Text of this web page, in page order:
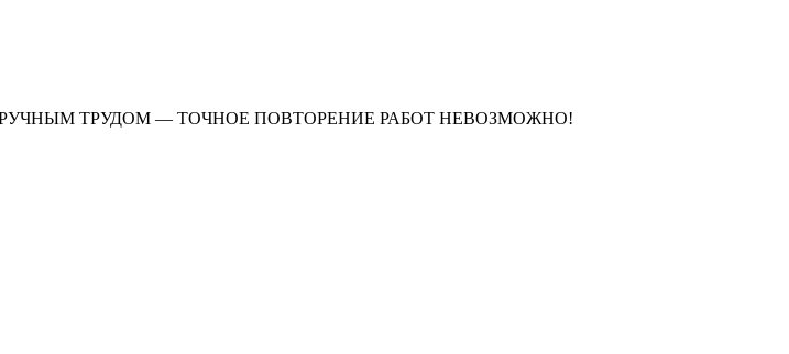
ТРУДОМ — ТОЧНОЕ ПОВТОРЕНИЕ РАБОТ НЕВОЗМОЖНО!